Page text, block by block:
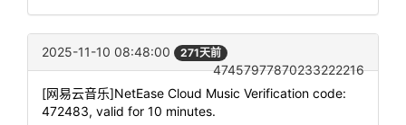
2025-11-10 08:48:00 271天前
47457977870233222216
[网易云音乐]NetEase Cloud Music Verification code:
472483, valid for 10 minutes.